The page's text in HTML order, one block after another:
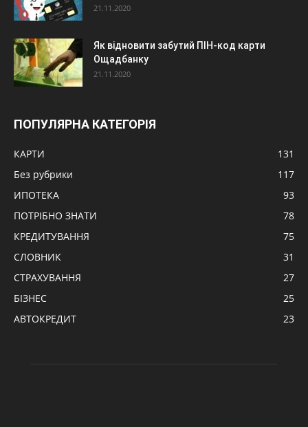
21.11.2020
Як відновити забутий ПІН-код карти
Ощадбанку
21.11.2020
ПОПУЛЯРНА КАТЕГОРІЯ
КАРТИ
131
Без рубрики
117
ИПОТЕКА
93
ПОТРІБНО ЗНАТИ
78
КРЕДИТУВАННЯ
75
СЛОВНИК
31
СТРАХУВАННЯ
27
БІЗНЕС
25
АВТОКРЕДИТ
23